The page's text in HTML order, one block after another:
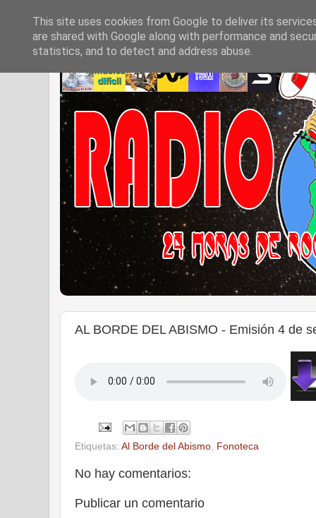
AL BORDE DEL ABISMO - Emisión 4 de
Etiquetas: Al Borde del Abismo, Fonoteca
No hay comentarios:
Publicar un comentario
This site uses cookies from Google to deliver its
are shared with Google along with performance and
statistics, and to detect and address abuse.